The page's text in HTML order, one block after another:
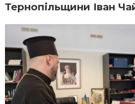
Тернопільщини Іван